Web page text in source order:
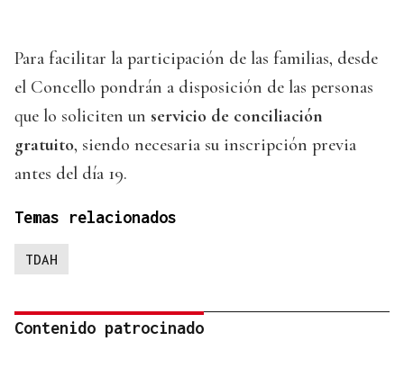
Para facilitar la participación de las familias, desde
el Concello pondrán a disposición de las personas
que lo soliciten un servicio de conciliación
gratuito, siendo necesaria su inscripción previa
antes del día 19.
Temas relacionados
TDAH
Contenido patrocinado